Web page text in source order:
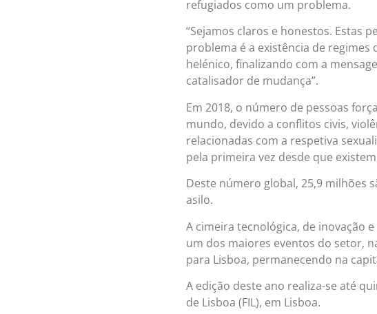
refugiados como um problema.
“Sejamos claros e honestos. Estas
problema é a existência de
helénico, finalizando com a
catalisador de mudança”.
Em 2018, o número de pessoas
mundo, devido a conflitos civis,
relacionadas com a respetiva
pela primeira vez desde que
Deste número global, 25,9 milhões
asilo.
A cimeira tecnológica, de inovação
um dos maiores eventos do setor,
para Lisboa, permanecendo na
A edição deste ano realiza-se até
de Lisboa (FIL), em Lisboa.